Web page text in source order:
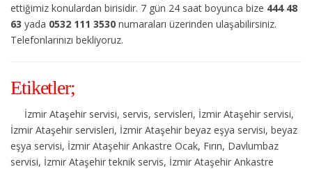
ettiğimiz konulardan birisidir. 7 gün 24 saat boyunca bize 444 48
63 yada 0532 111 3530 numaraları üzerinden ulaşabilirsiniz.
Telefonlarınızı bekliyoruz.
Etiketler;
İzmir Ataşehir servisi, servis, servisleri, İzmir Ataşehir servisi,
İzmir Ataşehir servisleri, İzmir Ataşehir beyaz eşya servisi, beyaz
eşya servisi, İzmir Ataşehir Ankastre Ocak, Fırın, Davlumbaz
servisi, İzmir Ataşehir teknik servis, İzmir Ataşehir Ankastre